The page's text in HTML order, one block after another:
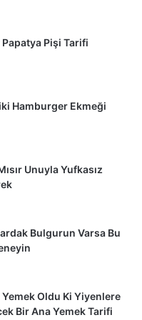
Pişi Tarifi
Hamburger Ekmeği
Unuyla Yufkasız
Bulgurun Varsa Bu
Oldu Ki Yiyenlere
Bir Ana Yemek Tarifi